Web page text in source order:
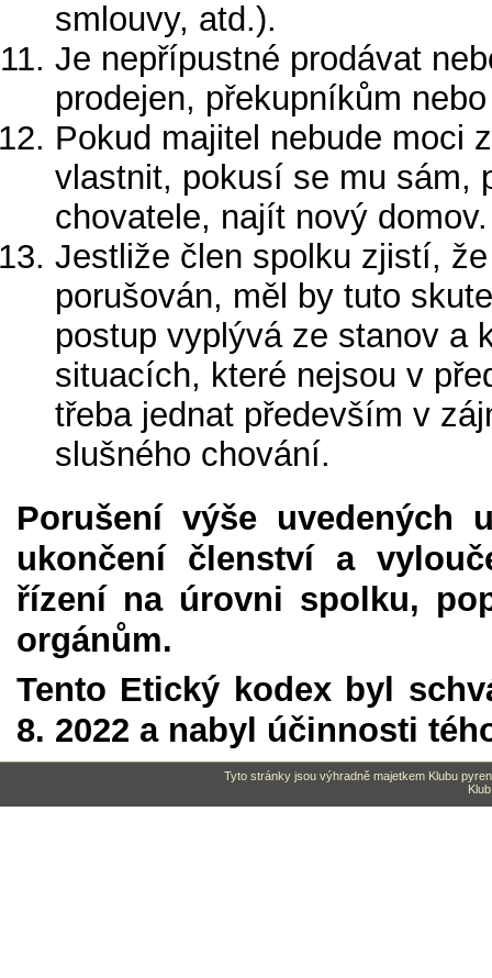
smlouvy, atd.).
Je nepřípustné prodávat
prodejen, překupníkům
Pokud majitel nebude moci
vlastnit, pokusí se mu sám,
chovatele, najít nový domov.
Jestliže člen spolku zjistí,
porušován, měl by tuto
postup vyplývá ze stanov a
situacích, které nejsou v
třeba jednat především v
slušného chování.
Porušení výše uvedených
ukončení členství a
řízení na úrovni spolku,
orgánům.
Tento Etický kodex byl
8. 2022 a nabyl účinnosti
Tyto stránky jsou výhradně majetkem Klubu